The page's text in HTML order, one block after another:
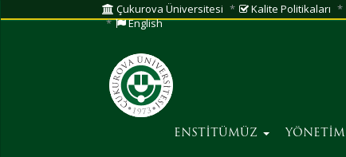
Çukurova Üniversitesi Kalite Politikaları
English
ENSTİTÜMÜZ YÖNETİM